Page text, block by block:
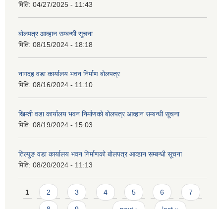
मिति: 04/27/2025 - 11:43
बोलपत्र आव्हान सम्बन्धी सूचना
मिति: 08/15/2024 - 18:18
नागदह वडा कार्यालय भवन निर्माण बोलपत्र
मिति: 08/16/2024 - 11:10
खिम्ती वडा कार्यालय भवन निर्माणको बोलपत्र आव्हान सम्बन्धी सूचना
मिति: 08/19/2024 - 15:03
तिल्पुङ वडा कार्यालय भवन निर्माणको बोलपत्र आव्हान सम्बन्धी सूचना
मिति: 08/20/2024 - 11:13
Pages
1 2 3 4 5 6 7